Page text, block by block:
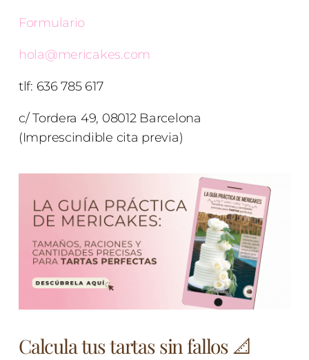
Formulario
hola@mericakes.com
tlf: 636 785 617
c/ Tordera 49, 08012 Barcelona
(Imprescindible cita previa)
Calcula tus tartas sin fallos 📐